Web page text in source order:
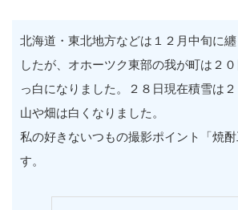
北海道・東北地方などは１２月中旬に
したが、オホーツク東部の我が町は２
っ白になりました。２８日現在積雪は２
山や畑は白くなりました。
私の好きないつもの撮影ポイント「焼
す。